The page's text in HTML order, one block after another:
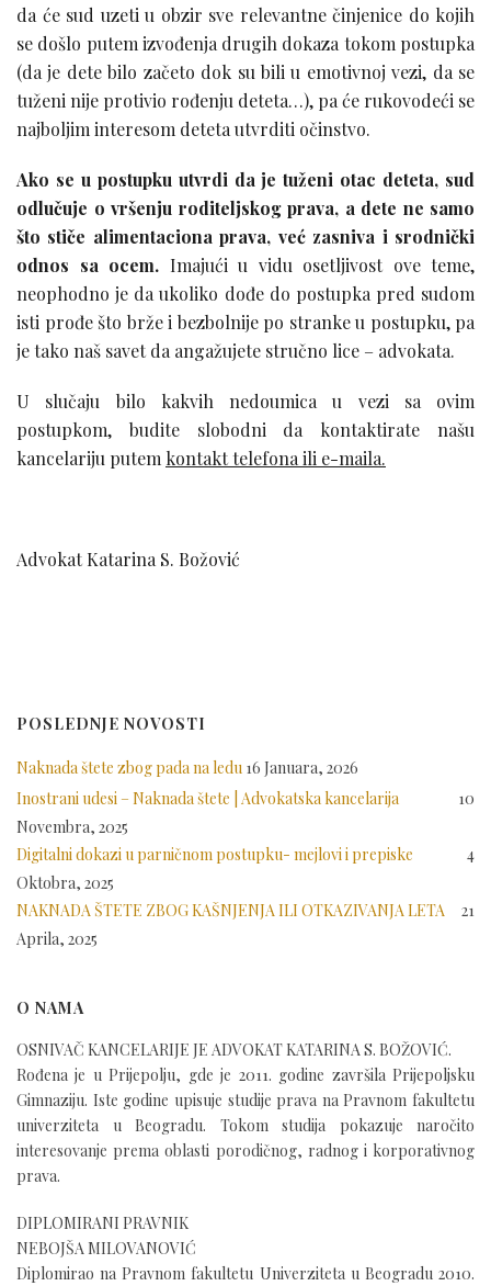
da će sud uzeti u obzir sve relevantne činjenice do kojih
se došlo putem izvođenja drugih dokaza tokom postupka
(da je dete bilo začeto dok su bili u emotivnoj vezi, da se
tuženi nije protivio rođenju deteta…), pa će rukovodeći se
najboljim interesom deteta utvrditi očinstvo.
Ako se u postupku utvrdi da je tuženi otac deteta, sud
odlučuje o vršenju roditeljskog prava, a dete ne samo
što stiče alimentaciona prava, već zasniva i srodnički
odnos sa ocem. Imajući u vidu osetljivost ove teme,
neophodno je da ukoliko dođe do postupka pred sudom
isti prođe što brže i bezbolnije po stranke u postupku, pa
je tako naš savet da angažujete stručno lice – advokata.
U slučaju bilo kakvih nedoumica u vezi sa ovim
postupkom, budite slobodni da kontaktirate našu
kancelariju putem kontakt telefona ili e-maila.
Advokat Katarina S. Božović
POSLEDNJE NOVOSTI
Naknada štete zbog pada na ledu 16 Januara, 2026
Inostrani udesi – Naknada štete | Advokatska kancelarija
10
Novembra, 2025
Digitalni dokazi u parničnom postupku- mejlovi i prepiske
4
Oktobra, 2025
NAKNADA ŠTETE ZBOG KAŠNJENJA ILI OTKAZIVANJA LETA
21
Aprila, 2025
O NAMA
OSNIVAČ KANCELARIJE JE ADVOKAT KATARINA S. BOŽOVIĆ.
Rođena je u Prijepolju, gde je 2011. godine završila Prijepoljsku
Gimnaziju. Iste godine upisuje studije prava na Pravnom fakultetu
univerziteta u Beogradu. Tokom studija pokazuje naročito
interesovanje prema oblasti porodičnog, radnog i korporativnog
prava.
DIPLOMIRANI PRAVNIK
NEBOJŠA MILOVANOVIĆ
Diplomirao na Pravnom fakultetu Univerziteta u Beogradu 2010.